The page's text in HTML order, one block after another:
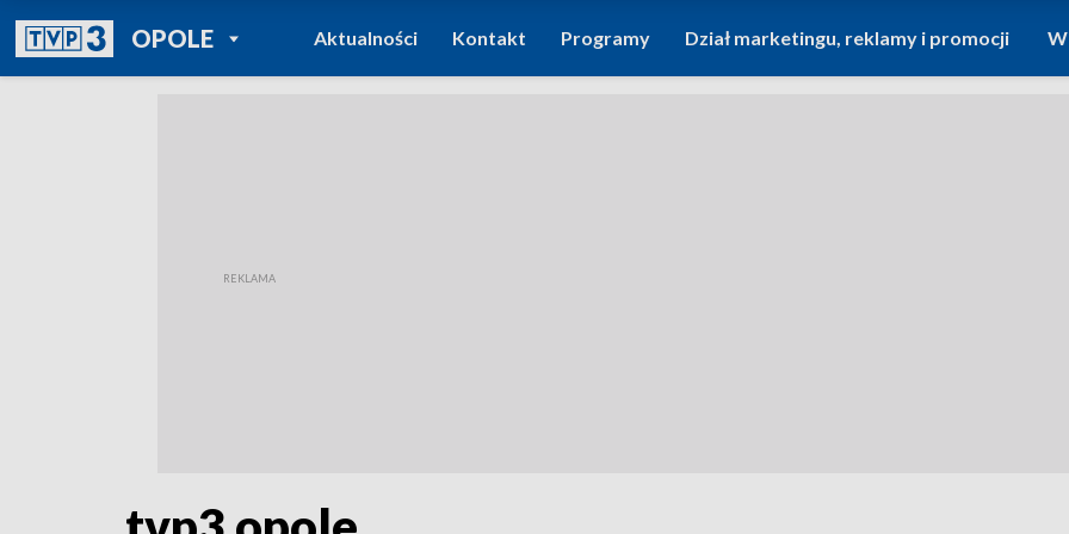
OPOLEPOWRÓT DO
TVP REGIONY
Aktualności Kontakt Programy Dział marketingu, reklamy i promocji